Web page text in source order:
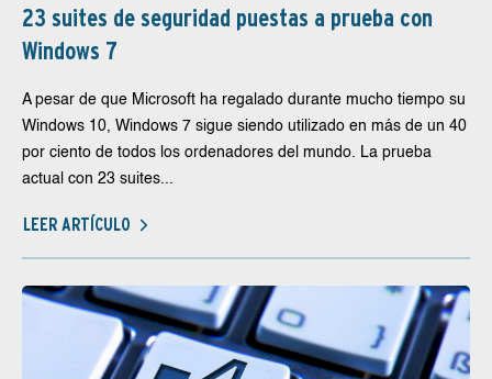
23 suites de seguridad puestas a prueba con
Windows 7
A pesar de que Microsoft ha regalado durante mucho tiempo su
Windows 10, Windows 7 sigue siendo utilizado en más de un 40
por ciento de todos los ordenadores del mundo. La prueba
actual con 23 suites...
LEER ARTÍCULO